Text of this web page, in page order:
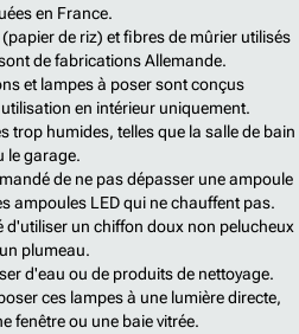
en France.
de riz) et fibres de mûrier utilisés
de fabrications Allemande.
et lampes à poser sont conçus
en intérieur uniquement.
trop humides, telles que la salle de bain
le garage.
de ne pas dépasser une ampoule
ampoules LED qui ne chauffent pas.
d'utiliser un chiffon doux non pelucheux
plumeau.
d'eau ou de produits de nettoyage.
ces lampes à une lumière directe,
fenêtre ou une baie vitrée.